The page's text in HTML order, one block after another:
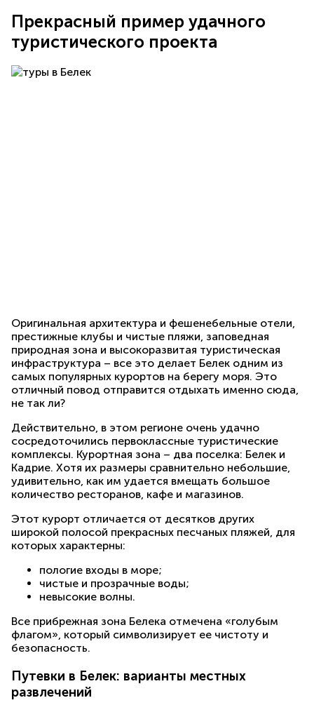
Прекрасный пример удачного
туристического проекта
Оригинальная архитектура и фешенебельные отели,
престижные клубы и чистые пляжи, заповедная
природная зона и высокоразвитая туристическая
инфраструктура – все это делает Белек одним из
самых популярных курортов на берегу моря. Это
отличный повод отправится отдыхать именно сюда,
не так ли?
Действительно, в этом регионе очень удачно
сосредоточились первоклассные туристические
комплексы. Курортная зона – два поселка: Белек и
Кадрие. Хотя их размеры сравнительно небольшие,
удивительно, как им удается вмещать большое
количество ресторанов, кафе и магазинов.
Этот курорт отличается от десятков других
широкой полосой прекрасных песчаных пляжей, для
которых характерны:
пологие входы в море;
чистые и прозрачные воды;
невысокие волны.
Все прибрежная зона Белека отмечена «голубым
флагом», который символизирует ее чистоту и
безопасность.
Путевки в Белек: варианты местных
развлечений